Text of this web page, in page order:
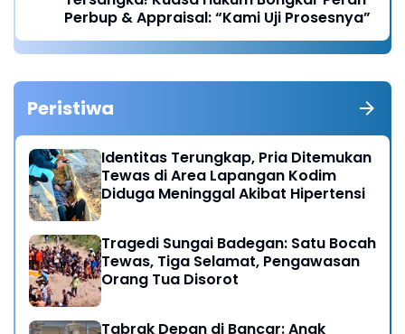
Perbup & Appraisal: “Kami Uji Prosesnya”
Peristiwa
Identitas Terungkap, Pria Ditemukan
Tewas di Area Lapangan Kodim
Diduga Meninggal Akibat Hipertensi
Tragedi Sungai Badegan: Satu Bocah
Tewas, Tiga Selamat, Pengawasan
Orang Tua Disorot
Tabrak Depan di Bancar: Anak